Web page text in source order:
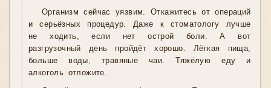
Организм сейчас уязвим. Откажитесь от операций
и серьёзных процедур. Даже к стоматологу лучше
не ходить, если нет острой боли. А вот
разгрузочный день пройдёт хорошо. Лёгкая пища,
больше воды, травяные чаи. Тяжёлую еду и
алкоголь отложите.